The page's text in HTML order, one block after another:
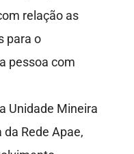
relação as
para o
pessoa com
Unidade Mineira
Rede Apae,